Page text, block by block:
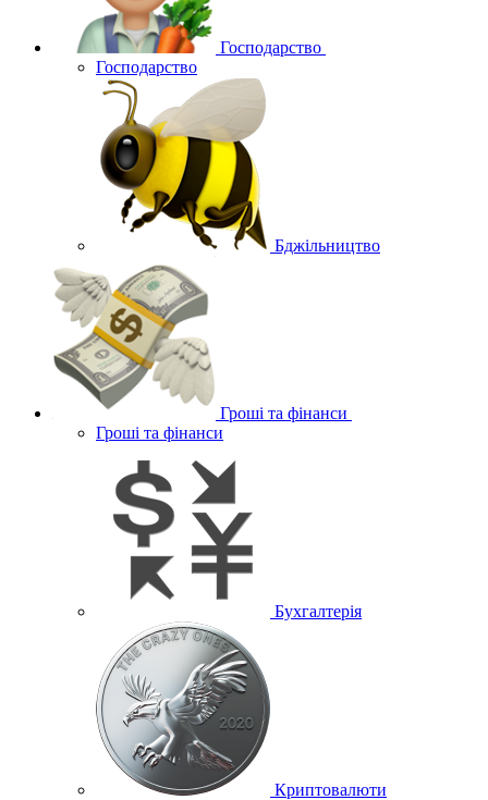
Господарство
Господарство
Бджільництво
Гроші та фінанси
Гроші та фінанси
Бухгалтерія
Криптовалюти